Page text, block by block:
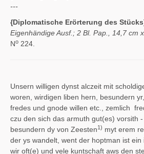
---
{Diplomatische Erörterung des
Eigenhändige Ausf.; 2 Bl. Pap., 14,7 cm
No 224.
Unsern willigen dynst alczeit mit
woren, wirdigen liben hern, besundern
fredes und gnode willen etc., zemlich
czu den sich das armuth gut(es) vorsith
besundern dy von Zeesten1) myt erem
der ys wandelt, went der hoptman ist
wir oft(e) und vele kuntschaft aws den